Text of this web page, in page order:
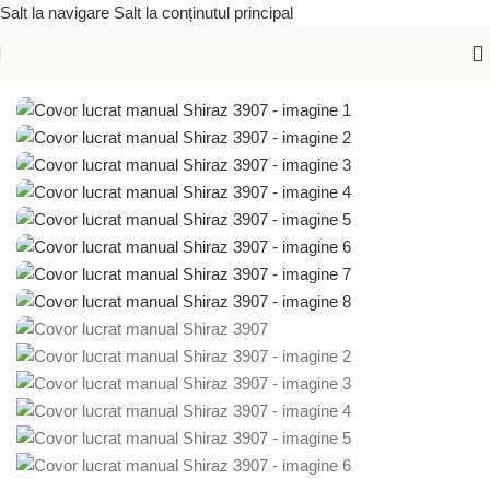
Salt la navigare Salt la conținutul principal